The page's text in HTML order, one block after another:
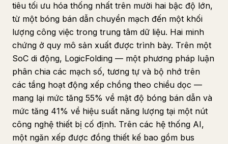
tiêu tối ưu hóa thống nhất trên mười hai bậc độ lớn,
từ một bóng bán dẫn chuyển mạch đến một khối
lượng công việc trong trung tâm dữ liệu. Hai minh
chứng ở quy mô sản xuất được trình bày. Trên một
SoC di động, LogicFolding — một phương pháp luận
phân chia các mạch số, tương tự và bộ nhớ trên
các tầng hoạt động xếp chồng theo chiều dọc —
mang lại mức tăng 55% về mật độ bóng bán dẫn và
mức tăng 41% về hiệu suất năng lượng tại một nút
công nghệ thiết bị cố định. Trên các hệ thống AI,
một ngăn xếp được đồng thiết kế bao gồm bus